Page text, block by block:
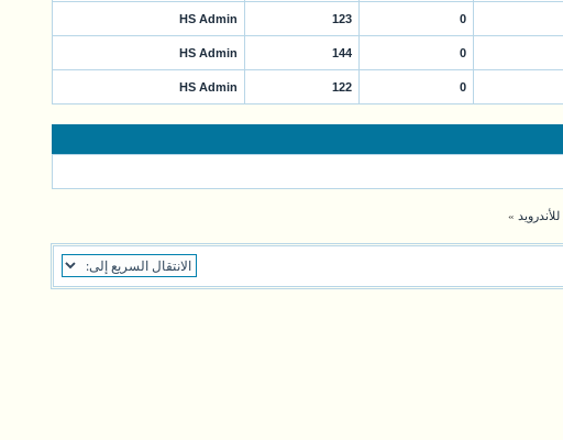
0
123
HS Admin
0
144
HS Admin
0
122
HS Admin
»